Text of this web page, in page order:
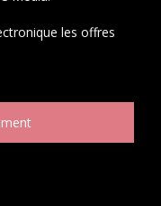
les offres